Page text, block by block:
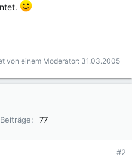
von einem Moderator: 31.03.2005
Beiträge
77
#2